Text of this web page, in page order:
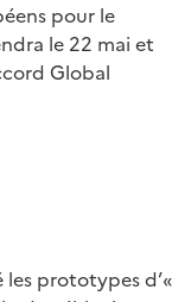
pour le
le 22 mai et
Global
prototypes d’«